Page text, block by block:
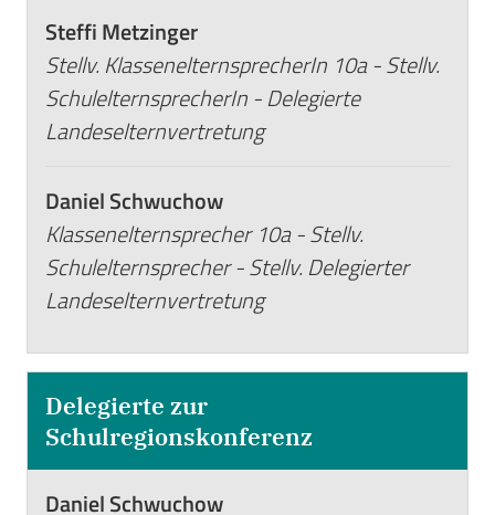
Steffi Metzinger
Stellv. KlassenelternsprecherIn 10a - Stellv.
SchulelternsprecherIn - Delegierte
Landeselternvertretung
Daniel Schwuchow
Klassenelternsprecher 10a - Stellv.
Schulelternsprecher - Stellv. Delegierter
Landeselternvertretung
Delegierte zur
Schulregionskonferenz
Daniel Schwuchow